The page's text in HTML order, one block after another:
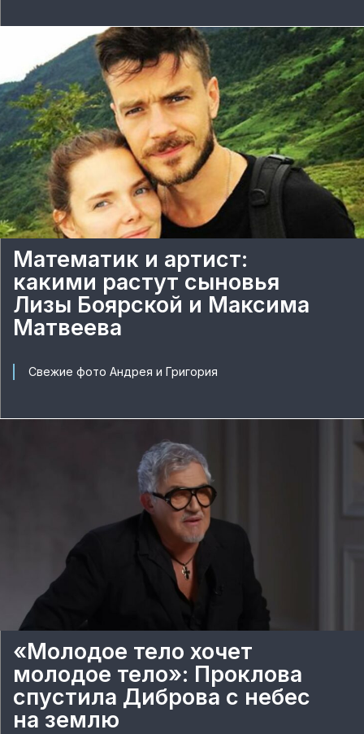
Математик и артист:
какими растут сыновья
Лизы Боярской и Максима
Матвеева
Свежие фото Андрея и Григория
«Молодое тело хочет
молодое тело»: Проклова
спустила Диброва с небес
на землю